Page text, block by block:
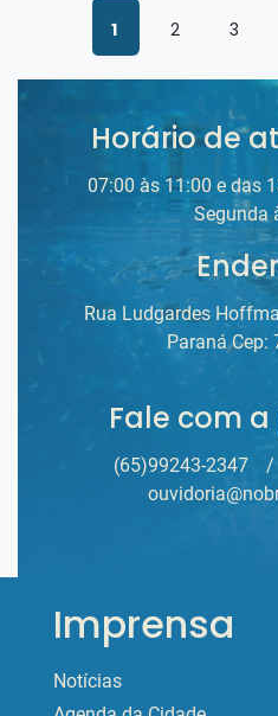
1 2 3
Horário de
07:00 às 11:00 e das
Segunda
Rua Ludgardes
Paraná Cep:
Fale com
(65)99243-2347 /
Imprensa
Notícias